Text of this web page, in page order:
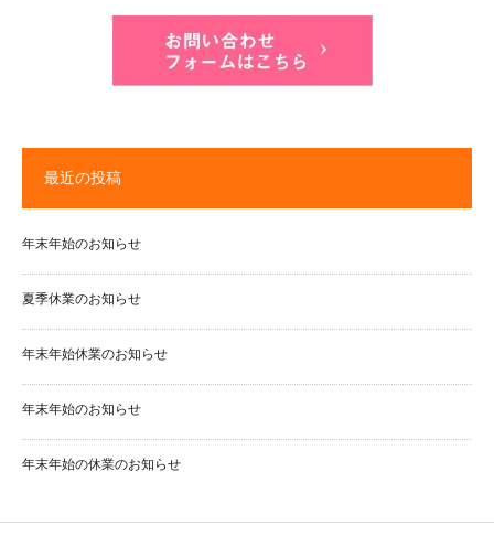
最近の投稿
年末年始のお知らせ
夏季休業のお知らせ
年末年始休業のお知らせ
年末年始のお知らせ
年末年始の休業のお知らせ